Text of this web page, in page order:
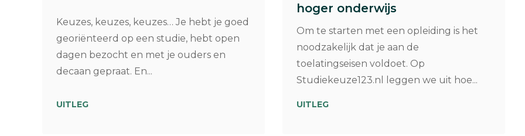
Keuzes, keuzes, keuzes… Je hebt je goed
georiënteerd op een studie, hebt open
dagen bezocht en met je ouders en
decaan gepraat. En...
UITLEG
hoger onderwijs
Om te starten met een opleiding is het
noodzakelijk dat je aan de
toelatingseisen voldoet. Op
Studiekeuze123.nl leggen we uit hoe...
UITLEG